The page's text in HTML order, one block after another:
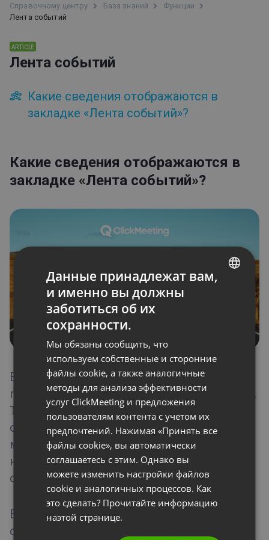
Функции
Интеграции
Лента событий
Статистика
Файлы
Планирование мероприятия
Встраивание
Регистрация
Типы мероприятий
Приемная
Советы и рекомендации
Справочному центру База знаний
Функции
Лента событий
ARTICLE
Лента событий
Какие сведения отображаются в
закладке «Лента событий»?
Какие сведения отображаются в
закладке «Лента событий»?
В «Ленте событий» представлен обзор
предыдущих и предстоящих мероприятий.
Там вы увидите визуальную статистику,
отражающую число участников
мероприятия, их устройства, три страны с
наибольшим числом участником и три
самых высоких оставленных оценки.
В закладке «Лента событий» можно
создать отчет в PDF-формате по каждому
RUSSIAN
PORTUGUESE
ITALIAN
Данные принадлежат вам,
и именно вы должны
заботиться об их
сохранности.
Мы обязаны сообщить, что
используем собственные и сторонние
файлы cookie, а также аналогичные
методы для анализа эффективности
услуг ClickMeeting и предложения
пользователям контента с учетом их
предпочтений. Нажимая «Принять все
файлы cookie», вы автоматически
соглашаетесь с этим. Однако вы
можете изменить настройки файлов
cookie и аналогичных процессов. Как
это сделать? Прочитайте информацию
наэтой странице.